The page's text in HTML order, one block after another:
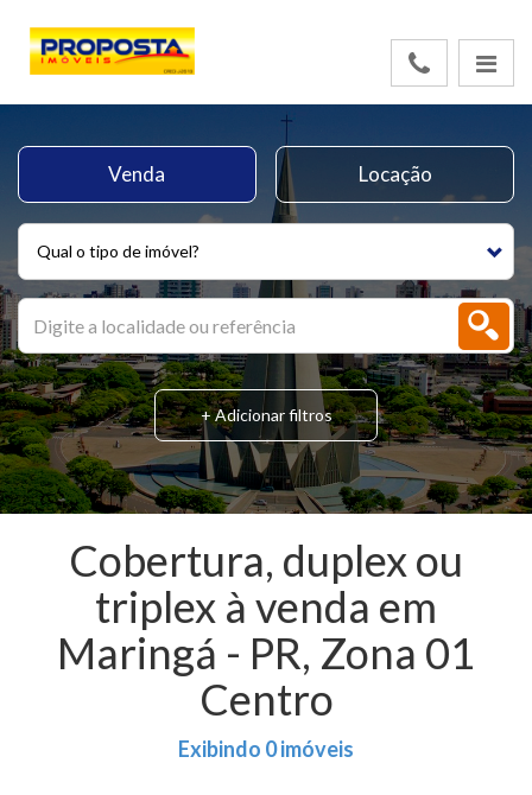
Qual o tipo de imóvel?
Venda Locação
+ Adicionar filtros
Cobertura, duplex ou
triplex à venda em
Maringá - PR, Zona 01
Centro
Exibindo 0 imóveis